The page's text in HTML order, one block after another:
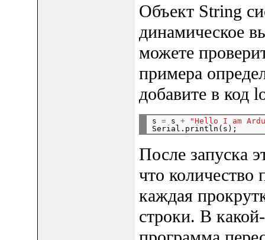
Объект String
динамическое
можете
примера
добавите в код
s = s +
"Hello I am
После запуска
что количество
каждая
строки. В